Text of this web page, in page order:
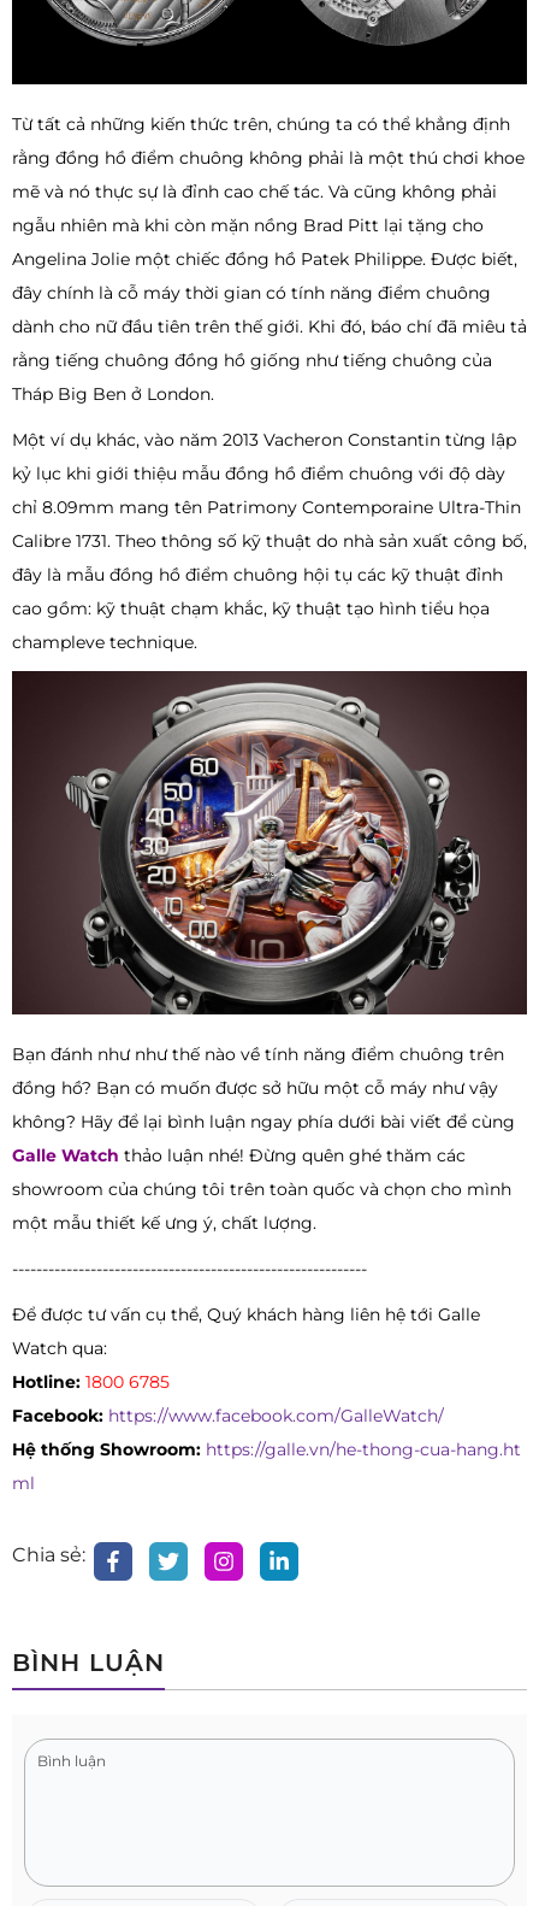
Từ tất cả những kiến thức trên, chúng ta có thể khẳng định
rằng đồng hồ điểm chuông không phải là một thú chơi khoe
mẽ và nó thực sự là đỉnh cao chế tác. Và cũng không phải
ngẫu nhiên mà khi còn mặn nồng Brad Pitt lại tặng cho
Angelina Jolie một chiếc đồng hồ Patek Philippe. Được biết,
đây chính là cỗ máy thời gian có tính năng điểm chuông
dành cho nữ đầu tiên trên thế giới. Khi đó, báo chí đã miêu tả
rằng tiếng chuông đồng hồ giống như tiếng chuông của
Tháp Big Ben ở London.
Một ví dụ khác, vào năm 2013 Vacheron Constantin từng lập
kỷ lục khi giới thiệu mẫu đồng hồ điểm chuông với độ dày
chỉ 8.09mm mang tên Patrimony Contemporaine Ultra-Thin
Calibre 1731. Theo thông số kỹ thuật do nhà sản xuất công bố,
đây là mẫu đồng hồ điểm chuông hội tụ các kỹ thuật đỉnh
cao gồm: kỹ thuật chạm khắc, kỹ thuật tạo hình tiểu họa
champleve technique.
Bạn đánh như như thế nào về tính năng điểm chuông trên
đồng hồ? Bạn có muốn được sở hữu một cỗ máy như vậy
không? Hãy để lại bình luận ngay phía dưới bài viết để cùng
Galle Watch thảo luận nhé! Đừng quên ghé thăm các
showroom của chúng tôi trên toàn quốc và chọn cho mình
một mẫu thiết kế ưng ý, chất lượng.
-----------------------------------------------------------
Để được tư vấn cụ thể, Quý khách hàng liên hệ tới Galle
Watch qua:
Hotline: 1800 6785
Facebook: https://www.facebook.com/GalleWatch/
Hệ thống Showroom: https://galle.vn/he-thong-cua-hang.ht
ml
Chia sẻ:
BÌNH LUẬN